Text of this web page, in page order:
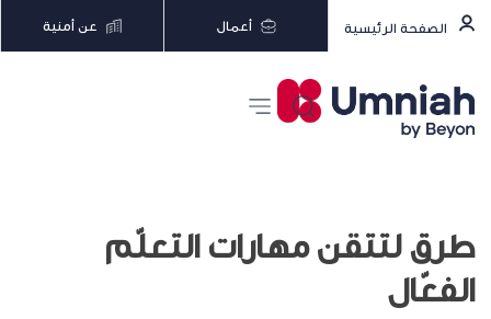
الصفحة الرئيسية أعمال عن أمنية
طرق لتتقن مهارات التعلّم
الفعّال